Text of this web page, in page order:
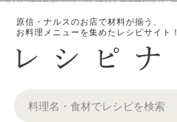
原信・ナルスのお店で材料が揃う、
お料理メニューを集めたレシピサイト！